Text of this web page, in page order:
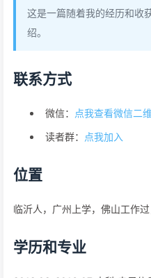
这是一篇随着我的经历和收
绍。
联系方式
微信：
点我查看微信二
读者群：
点我加入
位置
临沂人，广州上学，佛山工作过
学历和专业